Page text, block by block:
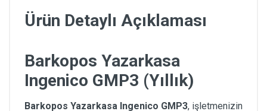
Ürün Detaylı Açıklaması
Barkopos Yazarkasa
Ingenico GMP3 (Yıllık)
Barkopos Yazarkasa Ingenico GMP3, işletmenizin